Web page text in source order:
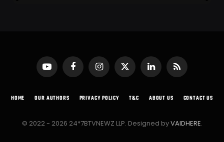
YouTubeFacebookInstagram
X
(Twitter)
LinkedInRSS
HOME OUR AUTHORS PRIVACY POLICY T&C ABOUT US CONTACT US
© 2022 - 2026 24*7BTVNEWZ LLP. Designed byVAIDHERE.